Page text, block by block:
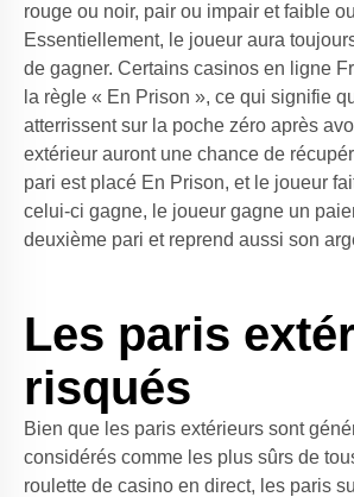
rouge ou noir, pair ou impair et faible
Essentiellement, le joueur aura
de gagner. Certains casinos en ligne
la règle « En Prison », ce qui signifie
atterrissent sur la poche zéro après
extérieur auront une chance de
pari est placé En Prison, et le joueur
celui-ci gagne, le joueur gagne un
deuxième pari et reprend aussi son
Les paris
risqués
Bien que les paris extérieurs sont
considérés comme les plus sûrs de
roulette de casino en direct, les paris